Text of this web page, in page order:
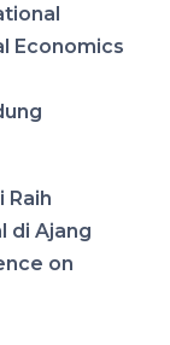
Economics
Raih
di Ajang
on